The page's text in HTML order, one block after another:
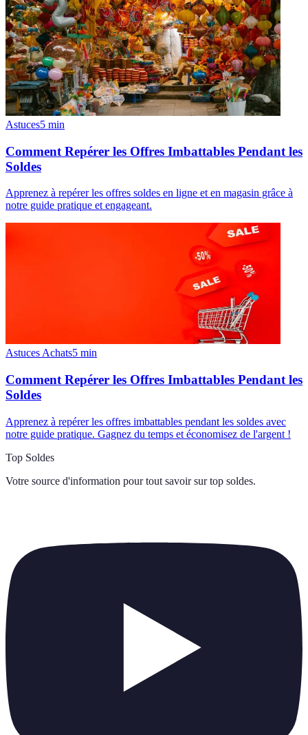
Astuces5 min
Comment Repérer les Offres Imbattables Pendant les
Soldes
Apprenez à repérer les offres soldes en ligne et en magasin grâce à
notre guide pratique et engageant.
Astuces Achats5 min
Comment Repérer les Offres Imbattables Pendant les
Soldes
Apprenez à repérer les offres imbattables pendant les soldes avec
notre guide pratique. Gagnez du temps et économisez de l'argent !
Top Soldes
Votre source d'information pour tout savoir sur top soldes.